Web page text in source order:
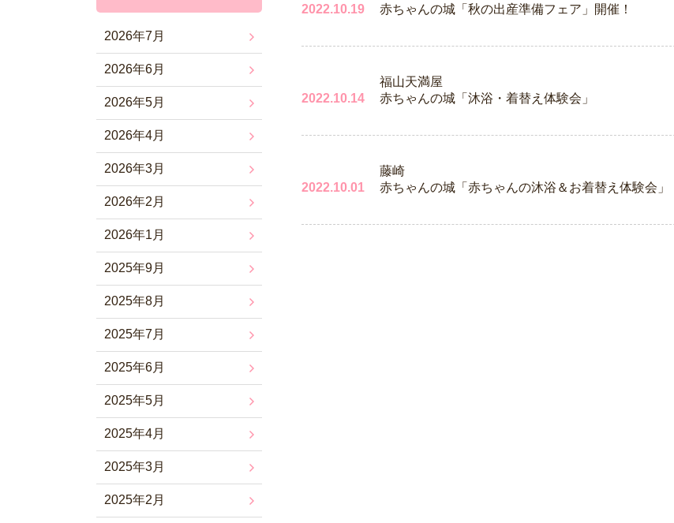
2022.10.19 赤ちゃんの城「秋の出産準備フェア」開催！
2022.10.14
福山天満屋
赤ちゃんの城「沐浴・着替え体験会」
2022.10.01
藤崎
赤ちゃんの城「赤ちゃんの沐浴＆お着替え体験会」
2026年7月
2026年6月
2026年5月
2026年4月
2026年3月
2026年2月
2026年1月
2025年9月
2025年8月
2025年7月
2025年6月
2025年5月
2025年4月
2025年3月
2025年2月